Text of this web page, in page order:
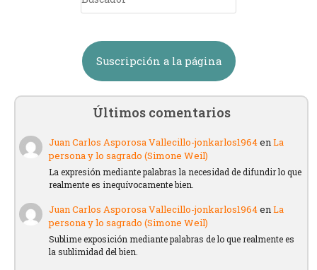
Suscripción a la página
Últimos comentarios
Juan Carlos Asporosa Vallecillo-jonkarlos1964enLa
persona y lo sagrado (Simone Weil)
La expresión mediante palabras la necesidad de difundir lo que
realmente es inequívocamente bien.
Juan Carlos Asporosa Vallecillo-jonkarlos1964enLa
persona y lo sagrado (Simone Weil)
Sublime exposición mediante palabras de lo que realmente es
la sublimidad del bien.